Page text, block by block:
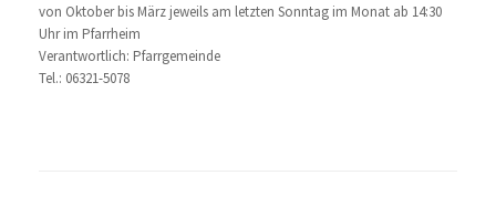
von Oktober bis März jeweils am letzten Sonntag im Monat ab 14:30
Uhr im Pfarrheim
Verantwortlich: Pfarrgemeinde
Tel.: 06321-5078